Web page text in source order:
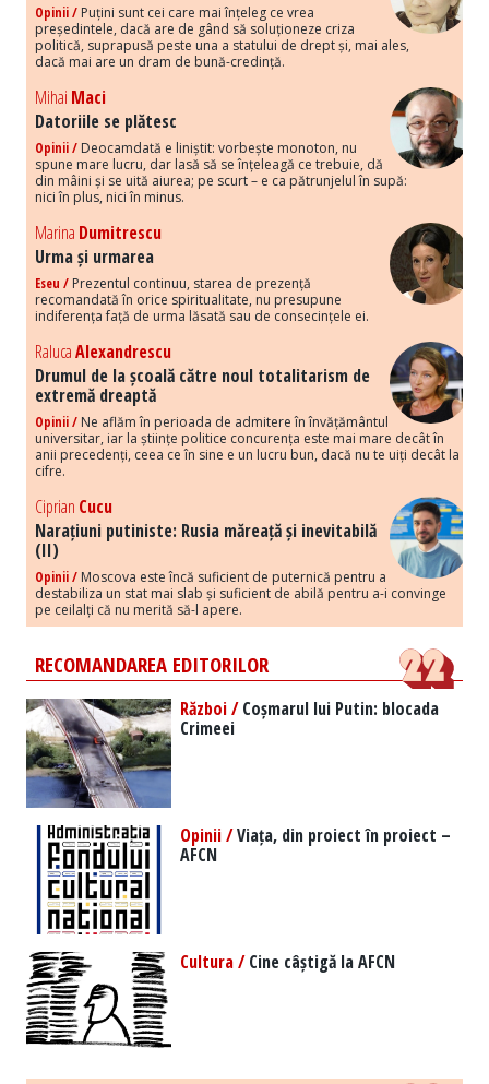
Opinii / Puțini sunt cei care mai înțeleg ce vrea
președintele, dacă are de gând să soluționeze criza
politică, suprapusă peste una a statului de drept și, mai ales,
dacă mai are un dram de bună-credință.
Mihai Maci
Datoriile se plătesc
Opinii / Deocamdată e liniștit: vorbește monoton, nu
spune mare lucru, dar lasă să se înțeleagă ce trebuie, dă
din mâini și se uită aiurea; pe scurt – e ca pătrunjelul în supă:
nici în plus, nici în minus.
Marina Dumitrescu
Urma și urmarea
Eseu / Prezentul continuu, starea de prezență
recomandată în orice spiritualitate, nu presupune
indiferența față de urma lăsată sau de consecințele ei.
RalucaAlexandrescu
Drumul de la școală către noul totalitarism de
extremă dreaptă
Opinii / Ne aflăm în perioada de admitere în învățământul
universitar, iar la științe politice concurența este mai mare decât în
anii precedenți, ceea ce în sine e un lucru bun, dacă nu te uiți decât la
cifre.
Ciprian Cucu
Narațiuni putiniste: Rusia măreață și inevitabilă
(II)
Opinii / Moscova este încă suficient de puternică pentru a
destabiliza un stat mai slab și suficient de abilă pentru a-i convinge
pe ceilalți că nu merită să-l apere.
RECOMANDAREA EDITORILOR
Război /Coșmarul lui Putin: blocada
Crimeei
Opinii /Viața, din proiect în proiect –
AFCN
Cultura /Cine câștigă la AFCN